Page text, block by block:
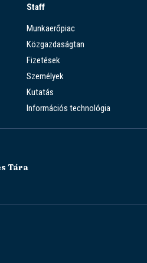
Staff
Munkaerőpiac
Közgazdaságtan
Fizetések
Személyek
Kutatás
Információs technológia
Tára